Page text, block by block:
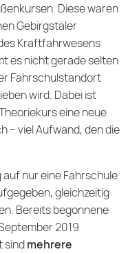
Diese waren
Gebirgstäler
Kraftfahrwesens
es nicht gerade selten
Fahrschulstandort
wird. Dabei ist
eine neue
– viel Aufwand, den die
nur eine Fahrschule
gleichzeitig
Bereits begonnene
2019
sindmehrere